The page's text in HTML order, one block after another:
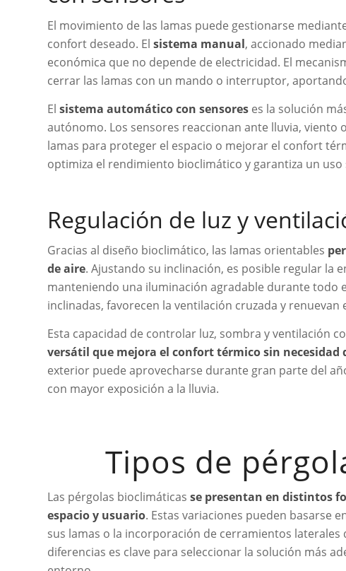
El movimiento de las lamas puede gestionarse
confort deseado. El sistema manual, accionado
económica que no depende de electricidad. El
cerrar las lamas con un mando o interruptor,
El sistema automático con sensores es la solución
autónomo. Los sensores reaccionan ante lluvia, viento
lamas para proteger el espacio o mejorar el confort
optimiza el rendimiento bioclimático y garantiza un
Regulación de luz y
Gracias al diseño bioclimático, las lamas orientables
de aire. Ajustando su inclinación, es posible regular la
manteniendo una iluminación agradable durante todo
inclinadas, favorecen la ventilación cruzada y
Esta capacidad de controlar luz, sombra y ventilación
versátil que mejora el confort térmico sin necesidad
exterior puede aprovecharse durante gran parte del
con mayor exposición a la lluvia.
Tipos de
Las pérgolas bioclimáticas se presentan en distintos
espacio y usuario. Estas variaciones pueden basarse
sus lamas o la incorporación de cerramientos
diferencias es clave para seleccionar la solución más